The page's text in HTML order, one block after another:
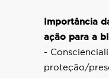
Importância
ação para a
-
proteção/